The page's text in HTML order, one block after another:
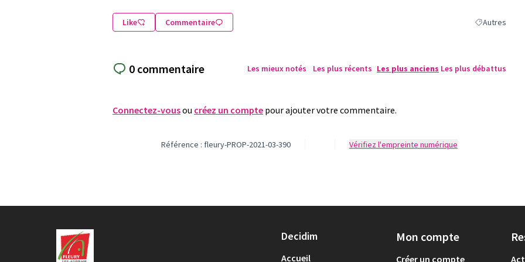
Like Commentaire Filtrer les
Autres
0 commentaire Les mieux notés Les plus récents Les plus anciens Les plus débattus
Connectez-vousou créez un compte pour ajouter votre commentaire.
Référence : fleury-PROP-2021-03-390 Vérifiez l'empreinte numérique
Decidim
Accueil
Mon compte
Créer un compte